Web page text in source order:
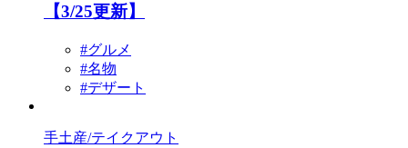
【3/25更新】
#グルメ
#名物
#デザート
手土産/テイクアウト